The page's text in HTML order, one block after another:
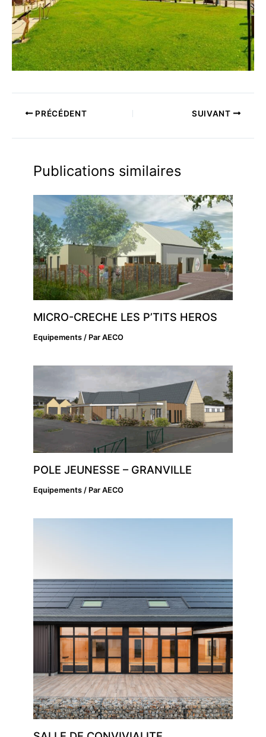
PRÉCÉDENT SUIVANT
Publications similaires
MICRO-CRECHE LES P’TITS HEROS
Equipements / ParAECO
POLE JEUNESSE – GRANVILLE
Equipements / ParAECO